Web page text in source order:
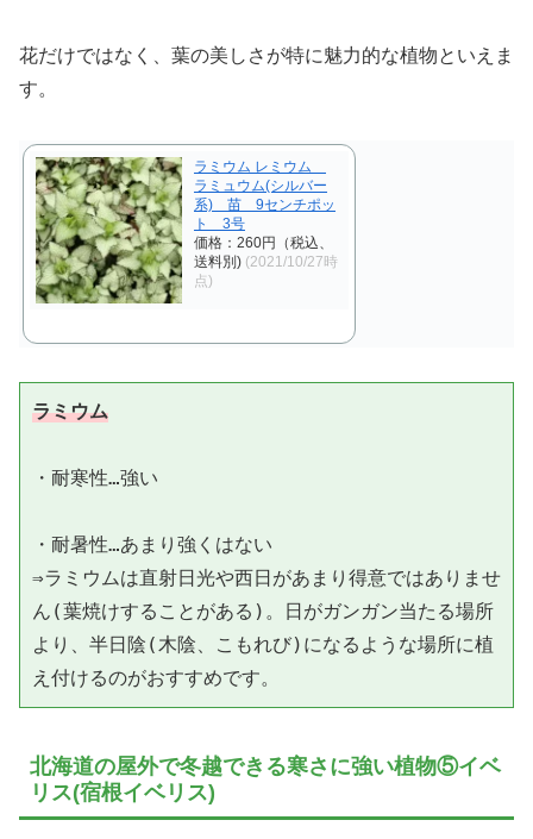
花だけではなく、葉の美しさが特に魅力的な植物といえま
す。
ラミウム レミウム
ラミュウム(シルバー
系) 苗 9センチポッ
ト 3号
価格：260円（税込、
送料別) (2021/10/27時
点)
ラミウム
・耐寒性…強い
・耐暑性…あまり強くはない
⇒ラミウムは直射日光や西日があまり得意ではありませ
ん(葉焼けすることがある)。日がガンガン当たる場所
より、半日陰(木陰、こもれび)になるような場所に植
北海道の屋外で冬越できる寒さに強い植物⑤イベ
リス(宿根イベリス)